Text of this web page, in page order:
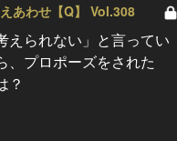
あわせ【Q】 Vol.308
えられない」と言ってい
、プロポーズをされた
？